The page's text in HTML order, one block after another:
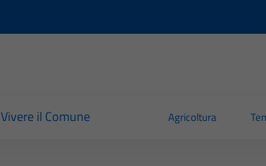
Vivere il Comune Agricoltura